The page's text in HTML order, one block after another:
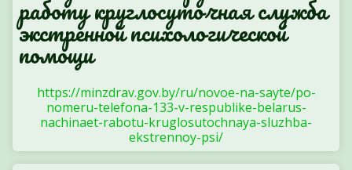
работу круглосуточная служба
экстренной психологической
помощи
https://minzdrav.gov.by/ru/novoe-na-sayte/po-
nomeru-telefona-133-v-respublike-belarus-
nachinaet-rabotu-kruglosutochnaya-sluzhba-
ekstrennoy-psi/